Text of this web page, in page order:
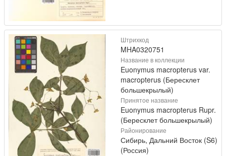
Штрихкод
MHA0320751
Название в коллекции
Euonymus macropterus var.
macropterus (Бересклет
большекрылый)
Принятое название
Euonymus macropterus Rupr.
(Бересклет большекрылый)
Районирование
Сибирь, Дальний Восток (S6)
(Россия)